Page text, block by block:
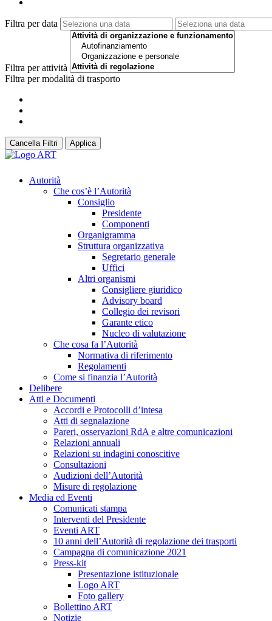
Filtra per data
Filtra per attività
Filtra per modalità di trasporto
Cancella Filtri Applica
Autorità
Che cos’è l’Autorità
Consiglio
Presidente
Componenti
Organigramma
Struttura organizzativa
Segretario generale
Uffici
Altri organismi
Consigliere giuridico
Advisory board
Collegio dei revisori
Garante etico
Nucleo di valutazione
Che cosa fa l’Autorità
Normativa di riferimento
Regolamenti
Come si finanzia l’Autorità
Delibere
Atti e Documenti
Accordi e Protocolli d’intesa
Atti di segnalazione
Pareri, osservazioni RdA e altre comunicazioni
Relazioni annuali
Relazioni su indagini conoscitive
Consultazioni
Audizioni dell’Autorità
Misure di regolazione
Media ed Eventi
Comunicati stampa
Interventi del Presidente
Eventi ART
10 anni dell’Autorità di regolazione dei trasporti
Campagna di comunicazione 2021
Press-kit
Presentazione istituzionale
Logo ART
Foto gallery
Bollettino ART
Notizie